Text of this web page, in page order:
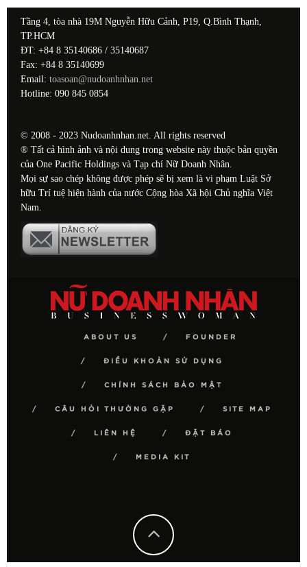
Tầng 4, tòa nhà 19M Nguyễn Hữu Cảnh, P19, Q.Bình Thạnh,
TP.HCM
ĐT: +84 8 35140686 / 35140687
Fax: +84 8 35140699
Email: toasoan@nudoanhnhan.net
Hotline: 090 845 0854
© 2008 - 2023 Nudoanhnhan.net. All rights reserved
® Tất cả hình ảnh và nội dung trong website này thuộc bản quyền
của One Pacific Holdings và Tạp chí Nữ Doanh Nhân.
Mọi sự sao chép không được phép sẽ bị xem là vi phạm Luật Sở
hữu Trí tuệ hiện hành của nước Cộng hòa Xã hội Chủ nghĩa Việt
Nam.
ABOUT US FOUNDER
ĐIỀU KHOẢN SỬ DỤNG
CHÍNH SÁCH BẢO MẬT
CÂU HỎI THƯỜNG GẶP SITE MAP
LIÊN HỆ ĐẶT BÁO
MEDIA KIT